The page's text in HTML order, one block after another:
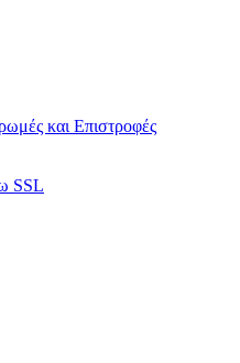
και Επιστροφές
SSL